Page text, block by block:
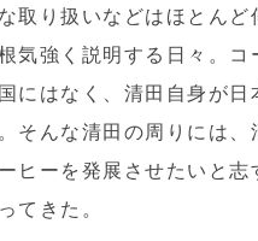
取り扱いなどはほとんど
気強く説明する日々。コ
にはなく、清田自身が日
そんな清田の周りには、
ヒーを発展させたいと
てきた。